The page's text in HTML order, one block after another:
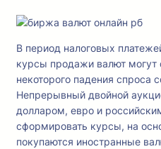
В период налоговых
курсы продажи валют могут
некоторого падения спроса
Непрерывный двойной
долларом, евро и
сформировать курсы, на
покупаются иностранные